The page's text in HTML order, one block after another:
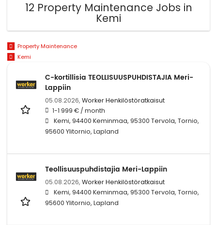
12 Property Maintenance Jobs in
Kemi
Property Maintenance
Kemi
C-kortillisia TEOLLISUUSPUHDISTAJIA Meri-
Lappiin
05.08.2026, Worker Henkilöstöratkaisut
1-1 999 € / month
Kemi, 94400 Keminmaa, 95300 Tervola, Tornio,
95600 Ylitornio, Lapland
Teollisuuspuhdistajia Meri-Lappiin
05.08.2026, Worker Henkilöstöratkaisut
Kemi, 94400 Keminmaa, 95300 Tervola, Tornio,
95600 Ylitornio, Lapland